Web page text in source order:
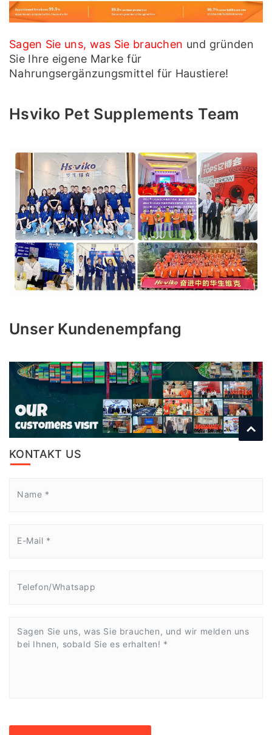
Sagen Sie uns, was Sie brauchen und gründen
Sie Ihre eigene Marke für
Nahrungsergänzungsmittel für Haustiere!
Hsviko Pet Supplements Team
Unser Kundenempfang
KONTAKT US